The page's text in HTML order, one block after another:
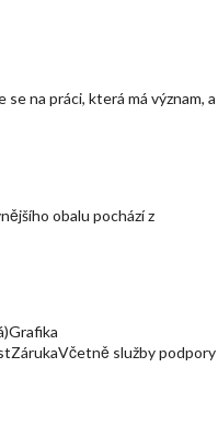
na práci, která má význam, a
obalu pochází z
služby podpory